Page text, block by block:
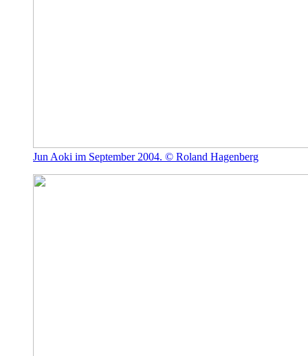
Jun Aoki im September 2004. © Roland Hagenberg